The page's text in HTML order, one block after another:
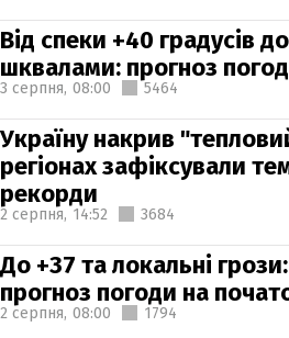
Від спеки +40 градусів
шквалами: прогноз
3 серпня, 08:00 5464
Україну накрив
регіонах зафіксували
рекорди
2 серпня, 14:52 3684
До +37 та локальні
прогноз погоди на
2 серпня, 08:00 1794